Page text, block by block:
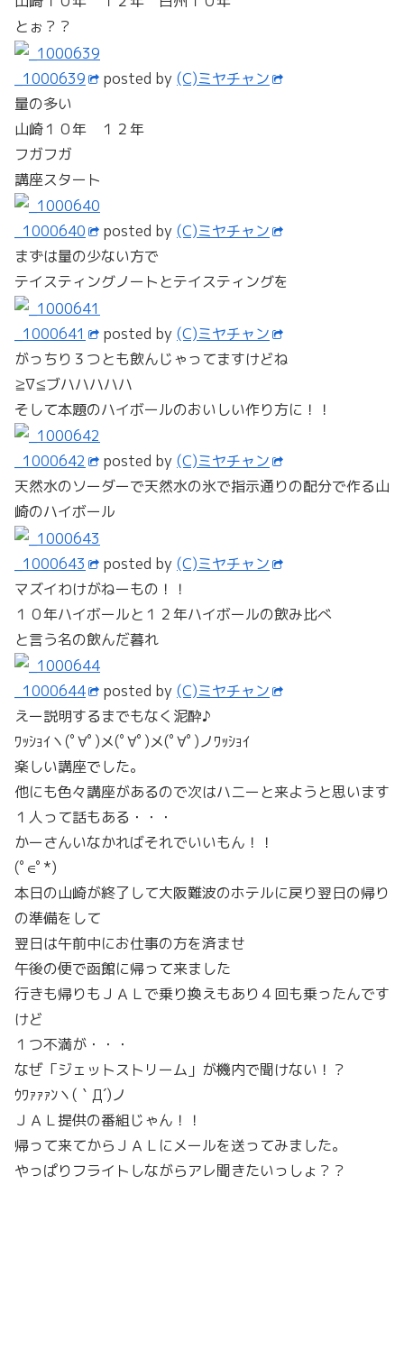
とぉ？？
_1000639 posted by (C)ミヤチャン
量の多い
山崎１０年 １２年
フガフガ
講座スタート
_1000640 posted by (C)ミヤチャン
まずは量の少ない方で
テイスティングノートとテイスティングを
_1000641 posted by (C)ミヤチャン
がっちり３つとも飲んじゃってますけどね
≧∇≦ブハハハハハ
そして本題のハイボールのおいしい作り方に！！
_1000642 posted by (C)ミヤチャン
天然水のソーダーで天然水の氷で指示通りの配分で作る山
崎のハイボール
_1000643 posted by (C)ミヤチャン
マズイわけがねーもの！！
１０年ハイボールと１２年ハイボールの飲み比べ
と言う名の飲んだ暮れ
_1000644 posted by (C)ミヤチャン
えー説明するまでもなく泥酔♪
ﾜｯｼｮｲヽ(ﾟ∀ﾟ)メ(ﾟ∀ﾟ)メ(ﾟ∀ﾟ)ノﾜｯｼｮｲ
楽しい講座でした。
他にも色々講座があるので次はハニーと来ようと思います
１人って話もある・・・
かーさんいなかればそれでいいもん！！
(ﾟ∈ﾟ*)
本日の山崎が終了して大阪難波のホテルに戻り翌日の帰り
の準備をして
翌日は午前中にお仕事の方を済ませ
午後の便で函館に帰って来ました
行きも帰りもＪＡＬで乗り換えもあり４回も乗ったんです
けど
１つ不満が・・・
なぜ「ジェットストリーム」が機内で聞けない！？
ｳﾜｧｧｧﾝヽ(｀Д´)ノ
ＪＡＬ提供の番組じゃん！！
帰って来てからＪＡＬにメールを送ってみました。
やっぱりフライトしながらアレ聞きたいっしょ？？